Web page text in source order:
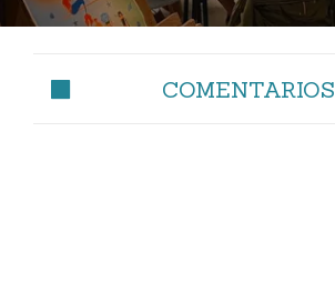
COMENTARIOS